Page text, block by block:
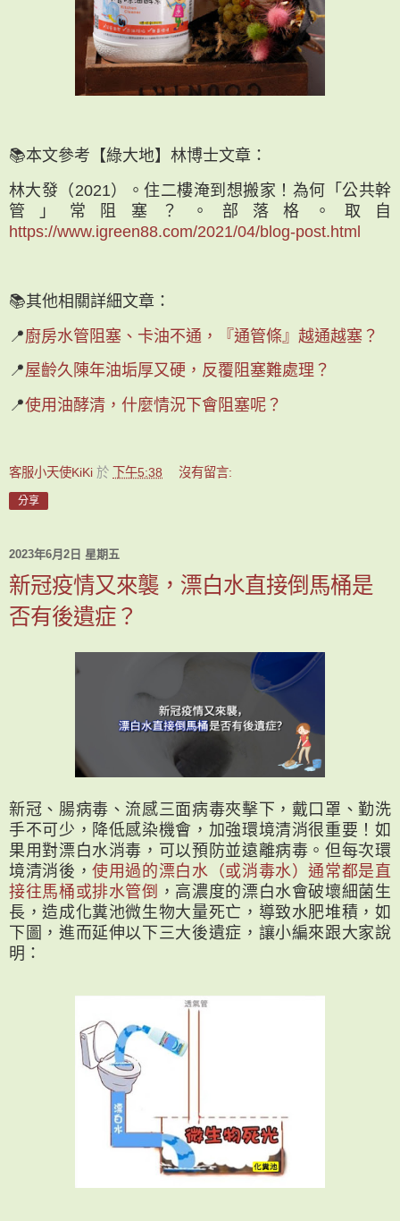
📚本文參考【綠大地】林博士文章：
林大發（2021）。住二樓淹到想搬家！為何「公共幹
管」常阻塞？。部落格。取自
https://www.igreen88.com/2021/04/blog-post.html
📚其他相關詳細文章：
📍廚房水管阻塞、卡油不通，『通管條』越通越塞？
📍屋齡久陳年油垢厚又硬，反覆阻塞難處理？
📍使用油酵清，什麼情況下會阻塞呢？
客服小天使KiKi 於 下午5:38 沒有留言:
分享
2023年6月2日 星期五
新冠疫情又來襲，漂白水直接倒馬桶是
否有後遺症？
新冠、腸病毒、流感三面病毒夾擊下，戴口罩、勤洗
手不可少，降低感染機會，加強環境清消很重要！如
果用對漂白水消毒，可以預防並遠離病毒。但每次環
境清消後，使用過的漂白水（或消毒水）通常都是直
接往馬桶或排水管倒 ，高濃度的漂白水會破壞細菌生
長，造成化糞池微生物大量死亡，導致水肥堆積，如
下圖，進而延伸以下三大後遺症，讓小編來跟大家說
明：